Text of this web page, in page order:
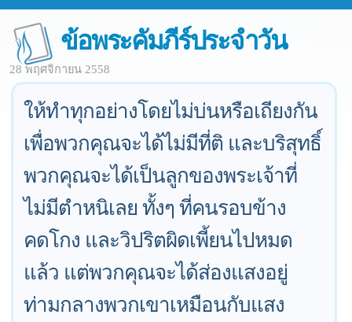
ข้อพระคัมภีร์ประจำวัน
28 พฤศจิกายน 2558
ให้ทำทุกอย่างโดยไม่บ่นหรือเถียงกัน
เพื่อพวกคุณจะได้ไม่มีที่ติ และบริสุทธิ์
พวกคุณจะได้เป็นลูกของพระเจ้าที่
ไม่มีตำหนิเลย ทั้งๆ ที่คนรอบข้าง
คดโกง และวิปริตผิดเพี้ยนไปหมด
แล้ว แต่พวกคุณจะได้ส่องแสงอยู่
ท่ามกลางพวกเขาเหมือนกับแสง